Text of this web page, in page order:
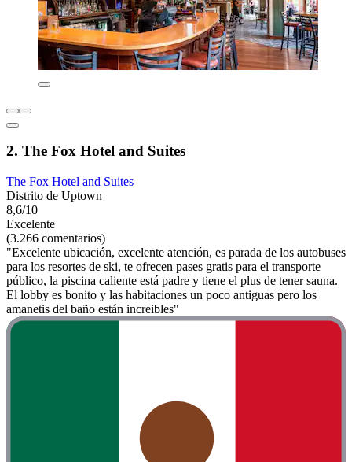
2. The Fox Hotel and Suites
The Fox Hotel and Suites
Distrito de Uptown
8,6/10
Excelente
(3.266 comentarios)
"Excelente ubicación, excelente atención, es parada de los autobuses
para los resortes de ski, te ofrecen pases gratis para el transporte
público, la piscina caliente está padre y tiene el plus de tener sauna.
El lobby es bonito y las habitaciones un poco antiguas pero los
amanetis del baño están increibles"